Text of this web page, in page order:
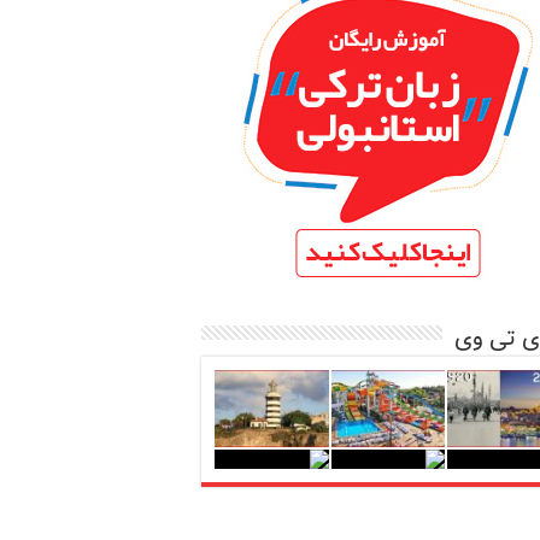
تی وی